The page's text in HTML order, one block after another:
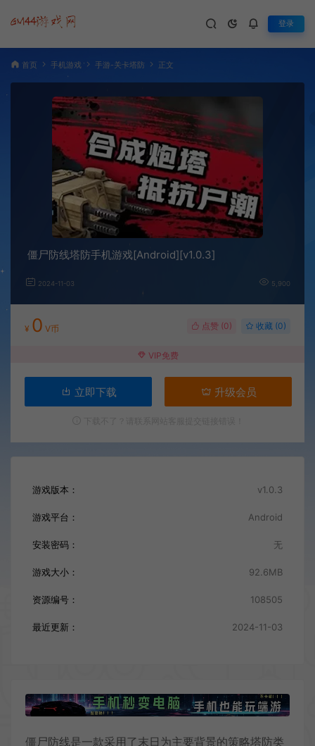
登录
首页 手机游戏 手游-关卡塔防 正文
僵尸防线塔防手机游戏[Android][v1.0.3]
2024-11-03 5,900
¥ 0 V币 点赞 (0) 收藏 (0)
VIP免费
立即下载 升级会员
游戏版本： v1.0.3
游戏平台： Android
安装密码： 无
游戏大小： 92.6MB
资源编号： 108505
最近更新： 2024-11-03
僵尸防线是一款采用了末日为主要背景的策略塔防类